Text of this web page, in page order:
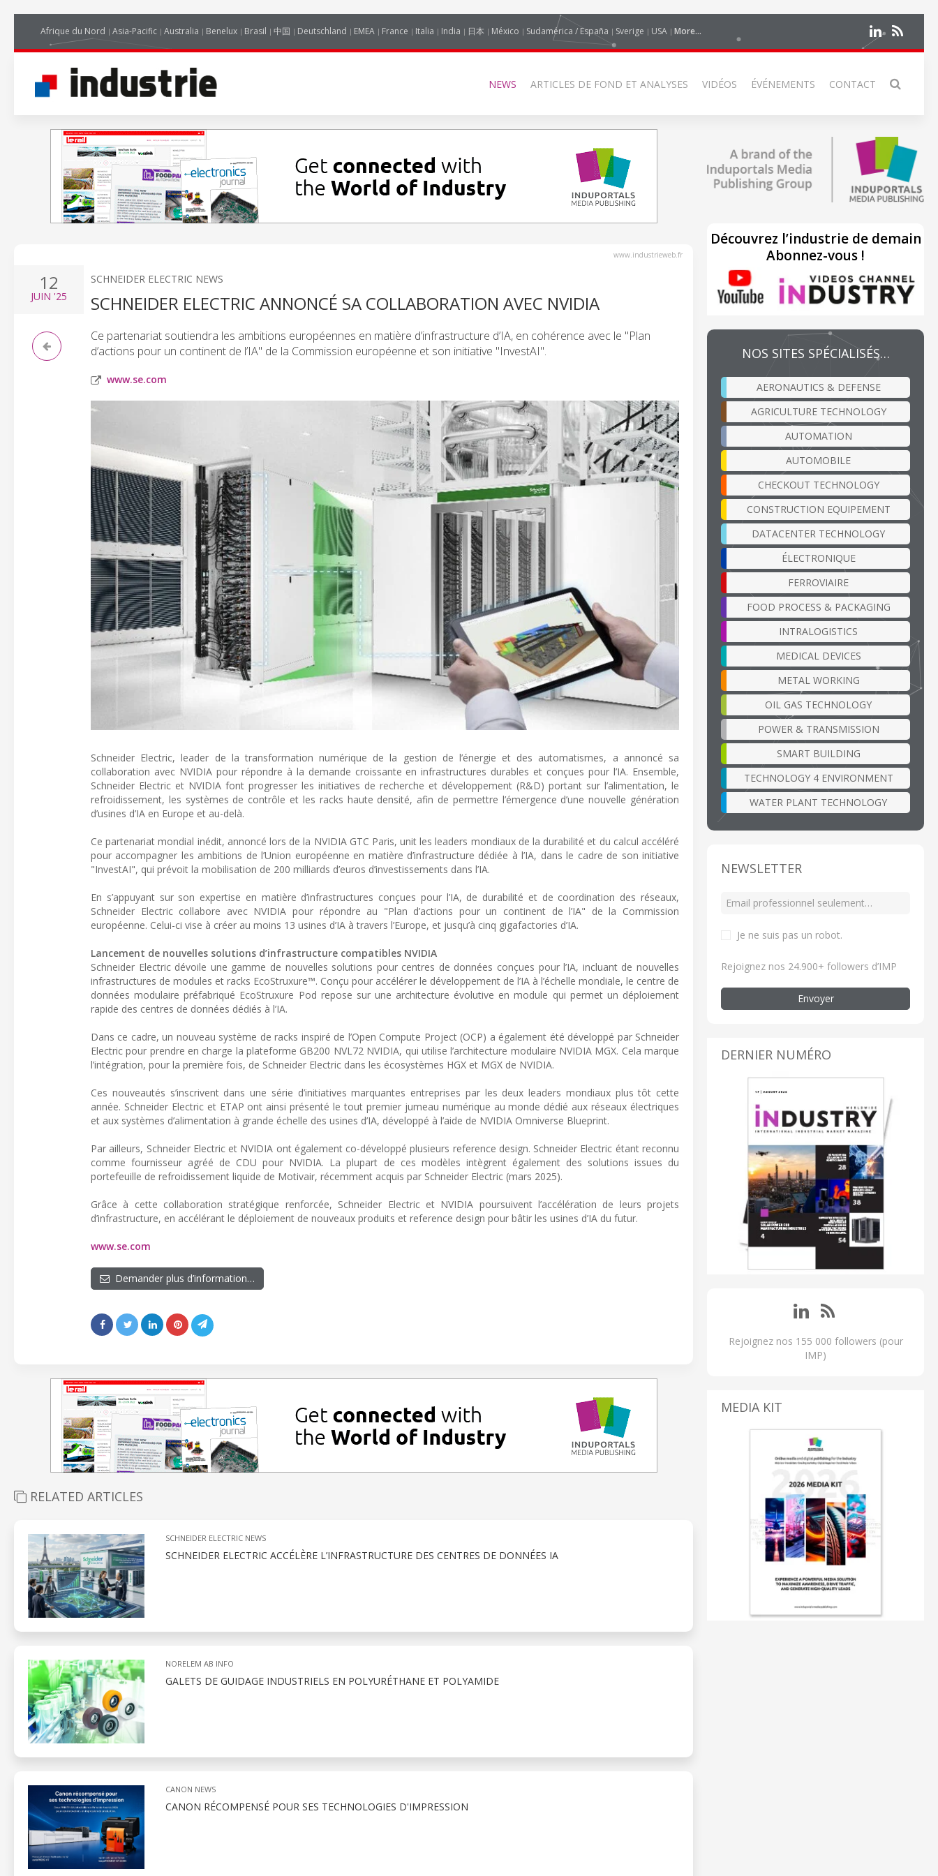
Afrique du Nord Asia-Pacific Australia Benelux Brasil 中国 Deutschland EMEA France Italia India 日本 México Sudamérica / España Sverige USA More...
NEWS ARTICLES DE FOND ET ANALYSES VIDÉOS ÉVÉNEMENTS CONTACT
www.industrieweb.fr
12
JUIN '25
SCHNEIDER ELECTRIC NEWS
SCHNEIDER ELECTRIC ANNONCÉ SA COLLABORATION AVEC NVIDIA
Ce partenariat soutiendra les ambitions européennes en matière d’infrastructure d’IA, en cohérence avec le "Plan
d’actions pour un continent de l’IA" de la Commission européenne et son initiative "InvestAI".
www.se.com
Schneider Electric, leader de la transformation numérique de la gestion de l’énergie et des automatismes, a annoncé sa
collaboration avec NVIDIA pour répondre à la demande croissante en infrastructures durables et conçues pour l’IA. Ensemble,
Schneider Electric et NVIDIA font progresser les initiatives de recherche et développement (R&D) portant sur l’alimentation, le
refroidissement, les systèmes de contrôle et les racks haute densité, afin de permettre l’émergence d’une nouvelle génération
d’usines d’IA en Europe et au-delà.
Ce partenariat mondial inédit, annoncé lors de la NVIDIA GTC Paris, unit les leaders mondiaux de la durabilité et du calcul accéléré
pour accompagner les ambitions de l’Union européenne en matière d’infrastructure dédiée à l’IA, dans le cadre de son initiative
"InvestAI", qui prévoit la mobilisation de 200 milliards d’euros d’investissements dans l’IA.
En s’appuyant sur son expertise en matière d’infrastructures conçues pour l’IA, de durabilité et de coordination des réseaux,
Schneider Electric collabore avec NVIDIA pour répondre au "Plan d’actions pour un continent de l’IA" de la Commission
européenne. Celui-ci vise à créer au moins 13 usines d’IA à travers l’Europe, et jusqu’à cinq gigafactories d’IA.
Lancement de nouvelles solutions d’infrastructure compatibles NVIDIA
Schneider Electric dévoile une gamme de nouvelles solutions pour centres de données conçues pour l’IA, incluant de nouvelles
infrastructures de modules et racks EcoStruxure™. Conçu pour accélérer le développement de l’IA à l’échelle mondiale, le centre de
données modulaire préfabriqué EcoStruxure Pod repose sur une architecture évolutive en module qui permet un déploiement
rapide des centres de données dédiés à l’IA.
Dans ce cadre, un nouveau système de racks inspiré de l’Open Compute Project (OCP) a également été développé par Schneider
Electric pour prendre en charge la plateforme GB200 NVL72 NVIDIA, qui utilise l’architecture modulaire NVIDIA MGX. Cela marque
l’intégration, pour la première fois, de Schneider Electric dans les écosystèmes HGX et MGX de NVIDIA.
Ces nouveautés s’inscrivent dans une série d’initiatives marquantes entreprises par les deux leaders mondiaux plus tôt cette
année. Schneider Electric et ETAP ont ainsi présenté le tout premier jumeau numérique au monde dédié aux réseaux électriques
et aux systèmes d’alimentation à grande échelle des usines d’IA, développé à l’aide de NVIDIA Omniverse Blueprint.
Par ailleurs, Schneider Electric et NVIDIA ont également co-développé plusieurs reference design. Schneider Electric étant reconnu
comme fournisseur agréé de CDU pour NVIDIA. La plupart de ces modèles intègrent également des solutions issues du
portefeuille de refroidissement liquide de Motivair, récemment acquis par Schneider Electric (mars 2025).
Grâce à cette collaboration stratégique renforcée, Schneider Electric et NVIDIA poursuivent l’accélération de leurs projets
d’infrastructure, en accélérant le déploiement de nouveaux produits et reference design pour bâtir les usines d’IA du futur.
www.se.com
Demander plus d’information…
RELATED ARTICLES
SCHNEIDER ELECTRIC NEWS
SCHNEIDER ELECTRIC ACCÉLÈRE L’INFRASTRUCTURE DES CENTRES DE DONNÉES IA
NORELEM AB INFO
GALETS DE GUIDAGE INDUSTRIELS EN POLYURÉTHANE ET POLYAMIDE
CANON NEWS
CANON RÉCOMPENSÉ POUR SES TECHNOLOGIES D'IMPRESSION
Découvrez l’industrie de demain
Abonnez-vous !
NOS SITES SPÉCIALISÉS…
AERONAUTICS & DEFENSE
AGRICULTURE TECHNOLOGY
AUTOMATION
AUTOMOBILE
CHECKOUT TECHNOLOGY
CONSTRUCTION EQUIPEMENT
DATACENTER TECHNOLOGY
ÉLECTRONIQUE
FERROVIAIRE
FOOD PROCESS & PACKAGING
INTRALOGISTICS
MEDICAL DEVICES
METAL WORKING
OIL GAS TECHNOLOGY
POWER & TRANSMISSION
SMART BUILDING
TECHNOLOGY 4 ENVIRONMENT
WATER PLANT TECHNOLOGY
NEWSLETTER
Je ne suis pas un robot.
Rejoignez nos 24.900+ followers d’IMP
Envoyer
DERNIER NUMÉRO
Rejoignez nos 155 000 followers (pour
IMP)
MEDIA KIT